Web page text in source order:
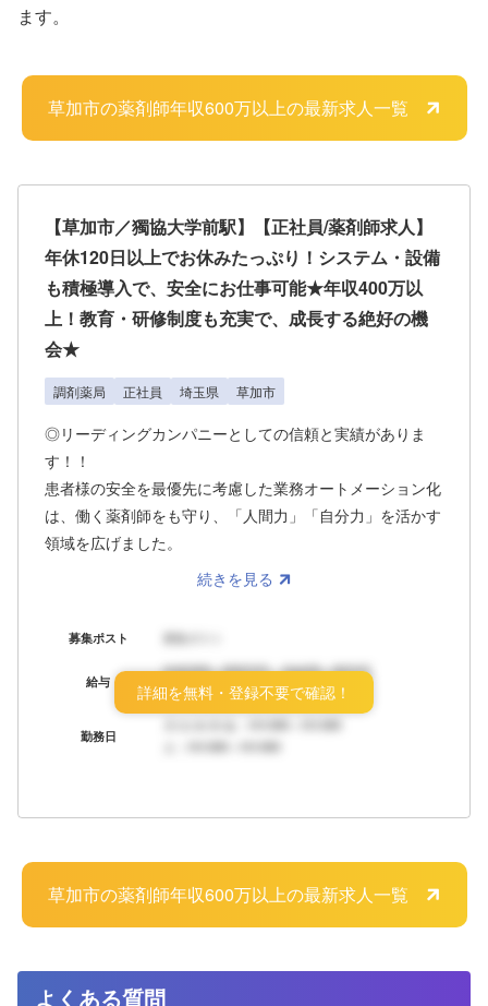
ます。
草加市の薬剤師年収600万以上の最新求人一覧
【草加市／獨協大学前駅】【正社員/薬剤師求人】
年休120日以上でお休みたっぷり！システム・設備
も積極導入で、安全にお仕事可能★年収400万以
上！教育・研修制度も充実で、成長する絶好の機
会★
調剤薬局 正社員 埼玉県 草加市
◎リーディングカンパニーとしての信頼と実績がありま
す！！
患者様の安全を最優先に考慮した業務オートメーション化
は、働く薬剤師をも守り、「人間力」「自分力」を活かす
領域を広げました。
人だから出来るまごころのある対応に力を入れる環境づく
◎年明け早々の入社で、調剤未経験者であれば、4月以降
の新入社員研修にて基本から調剤を学んでいただけます。
続きを見る
募集ポスト 募集ポスト
給与
年収XXX～XXX万円 月給XX～XX万円
ボーナス：年X回
勤務日
土：HH:MM～HH:MM
詳細を無料・登録不要で確認！
草加市の薬剤師年収600万以上の最新求人一覧
よくある質問